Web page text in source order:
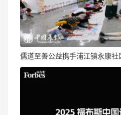
儒道至善公益携手浦江镇永康